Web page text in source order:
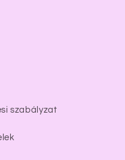
szabályzat